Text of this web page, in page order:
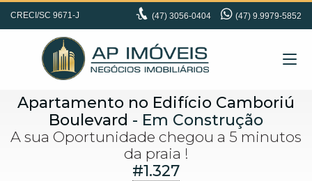
CRECI/SC 9671-J (47) 3056-0404 (47) 9.9979-5852
Apartamento no Edifício Camboriú
Boulevard - Em Construção
A sua Oportunidade chegou a 5 minutos
da praia !
#1.327